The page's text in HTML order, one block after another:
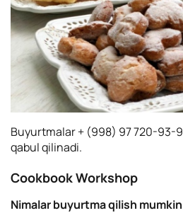
Buyurtmalar + (998) 97 720-93-
qabul qilinadi.
Cookbook Workshop
Nimalar buyurtma qilish